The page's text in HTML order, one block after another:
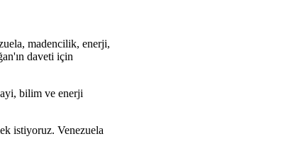
madencilik, enerji,
daveti için
bilim ve enerji
istiyoruz. Venezuela